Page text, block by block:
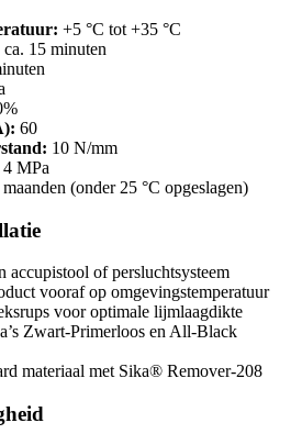
+5 °C tot +35 °C
ca. 15 minuten
60
10 N/mm
4 MPa
maanden (onder 25 °C opgeslagen)
accupistool of persluchtsysteem
vooraf op omgevingstemperatuur
voor optimale lijmlaagdikte
Zwart-Primerloos en All-Black
materiaal met Sika® Remover-208